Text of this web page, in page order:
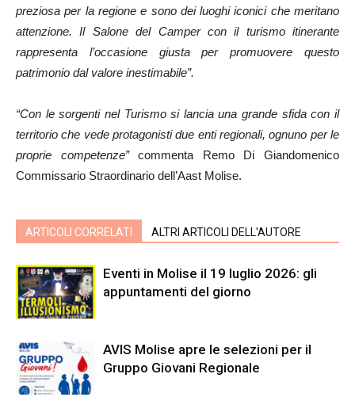
preziosa per la regione e sono dei luoghi iconici che meritano
attenzione. Il Salone del Camper con il turismo itinerante
rappresenta l’occasione giusta per promuovere questo
patrimonio dal valore inestimabile”.
“Con le sorgenti nel Turismo si lancia una grande sfida con il
territorio che vede protagonisti due enti regionali, ognuno per le
proprie competenze”commenta Remo Di Giandomenico
Commissario Straordinario dell’Aast Molise.
ARTICOLI CORRELATI ALTRI ARTICOLI DELL'AUTORE
Eventi in Molise il 19 luglio 2026: gli
appuntamenti del giorno
AVIS Molise apre le selezioni per il
Gruppo Giovani Regionale